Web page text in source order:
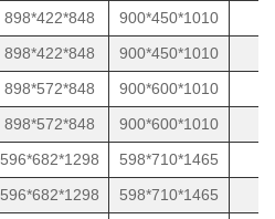
898*422*848 900*450*1010
898*422*848 900*450*1010
898*572*848 900*600*1010
898*572*848 900*600*1010
596*682*1298 598*710*1465
596*682*1298 598*710*1465